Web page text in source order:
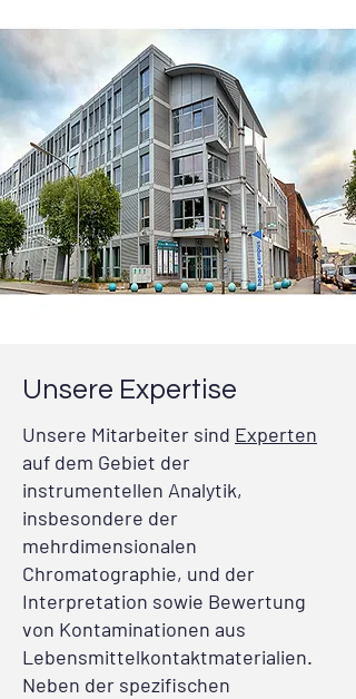
Unsere Expertise
Unsere Mitarbeiter sind Experten
auf dem Gebiet der
instrumentellen Analytik,
insbesondere der
mehrdimensionalen
Chromatographie, und der
Interpretation sowie Bewertung
von Kontaminationen aus
Lebensmittelkontaktmaterialien.
Neben der spezifischen